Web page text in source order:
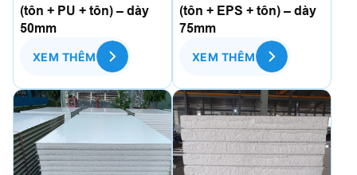
(tôn + PU + tôn) – dày
50mm
XEM THÊM
(tôn + EPS + tôn) – dày
75mm
XEM THÊM